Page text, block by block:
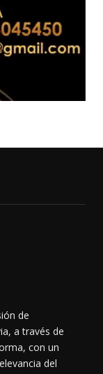
de
a través de
con un
del